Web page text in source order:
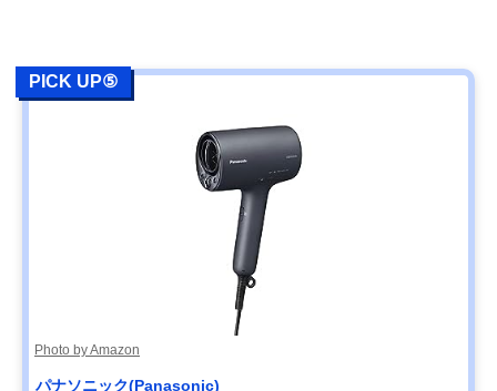
PICK UP⑤
Photo by Amazon
パナソニック(Panasonic)